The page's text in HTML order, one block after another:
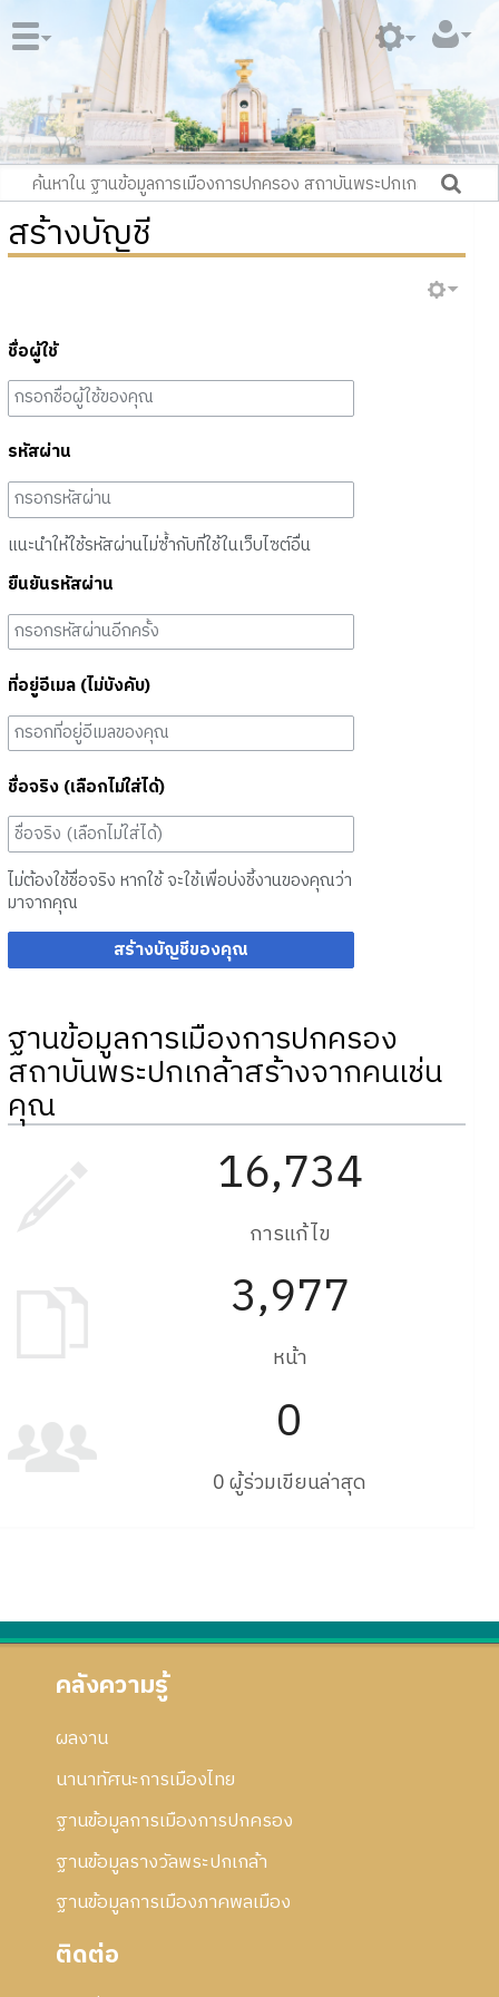
สร้างบัญชี
ชื่อผู้ใช้
รหัสผ่าน
แนะนำให้ใช้รหัสผ่านไม่ซ้ำกับที่ใช้ในเว็บไซต์อื่น
ยืนยันรหัสผ่าน
ที่อยู่อีเมล (ไม่บังคับ)
ชื่อจริง (เลือกไม่ใส่ได้)
ไม่ต้องใช้ชื่อจริง หากใช้ จะใช้เพื่อบ่งชี้งานของคุณว่า
มาจากคุณ
สร้างบัญชีของคุณ
ฐานข้อมูลการเมืองการปกครอง
สถาบันพระปกเกล้าสร้างจากคนเช่น
คุณ
16,734
การแก้ไข
3,977
หน้า
0
0 ผู้ร่วมเขียนล่าสุด
คลังความรู้
ผลงาน
นานาทัศนะการเมืองไทย
ฐานข้อมูลการเมืองการปกครอง
ฐานข้อมูลรางวัลพระปกเกล้า
ฐานข้อมูลการเมืองภาคพลเมือง
ติดต่อ